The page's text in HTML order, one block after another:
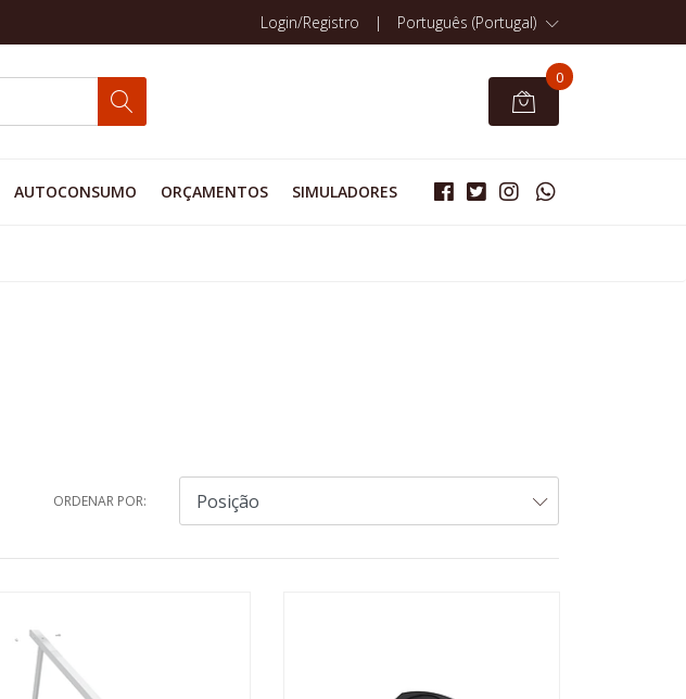
Login/Registro | Português (Portugal)
0
AUTOCONSUMO ORÇAMENTOS SIMULADORES
ORDENAR POR: